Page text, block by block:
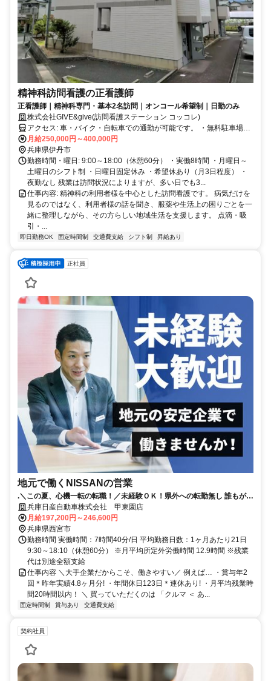
精神科訪問看護の正看護師
正看護師｜精神科専門・基本2名訪問｜オンコール希望制｜日勤のみ
株式会社GIVE&give(訪問看護ステーション コッコレ)
アクセス: 車・バイク・自転車での通勤が可能です。 ・無料駐車場完
備 ・車通勤可 ・バイク通勤可 ・自転車通勤可 通勤方法については、
面接時にお気軽にご相談ください。
月給250,000円～400,000円
兵庫県伊丹市
勤務時間・曜日: 9:00～18:00（休憩60分） ・実働8時間 ・月曜日～
土曜日のシフト制 ・日曜日固定休み ・希望休あり（月3日程度） ・
夜勤なし 残業は訪問状況によりますが、多い日でも3...
仕事内容: 精神科の利用者様を中心とした訪問看護です。 病気だけを
見るのではなく、利用者様の話を聞き、服薬や生活上の困りごとを一
緒に整理しながら、その方らしい地域生活を支援します。 点滴・吸
引・...
即日勤務OK 固定時間制 交通費支給 シフト制 昇給あり
正社員
地元で働くNISSANの営業
.＼この夏、心機一転の転職！／未経験ＯＫ！県外への転勤無し 誰もが知
る安心な会社！賞与4.8か月分（昨年実績）｜年間休日123日
兵庫日産自動車株式会社 甲東園店
月給197,200円～246,600円
兵庫県西宮市
勤務時間 実働時間：7時間40分/日 平均勤務日数：1ヶ月あたり21日
9:30～18:10（休憩60分） ※月平均所定外労働時間 12.9時間 ※残業
代は別途全額支給
仕事内容 ＼大手企業だからこそ、働きやすい／ 例えば… ・賞与年2
回＊昨年実績4.8ヶ月分! ・年間休日123日＊連休あり! ・月平均残業時
間20時間以内！ ＼ 買っていただくのは 「クルマ ＜ あ...
固定時間制 賞与あり 交通費支給
契約社員